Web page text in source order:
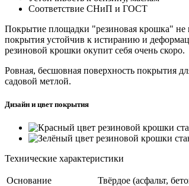
Соответствие СНиП и ГОСТ
Покрытие площадки "резиновая крошка" не
покрытия устойчив к истиранию и
резиновой крошки окупит себя очень скоро.
Ровная, бесшовная поверхность покрытия
садовой метлой.
Дизайн и цвет покрытия
Технические характеристики
Основание
Твёрдое (асфальт,